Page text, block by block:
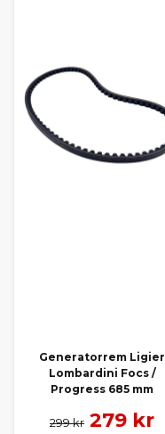
Generatorrem Ligier
Lombardini Focs /
Progress 685 mm
299 kr 279 kr